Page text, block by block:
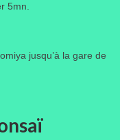
5mn.
jusqu’à la gare de